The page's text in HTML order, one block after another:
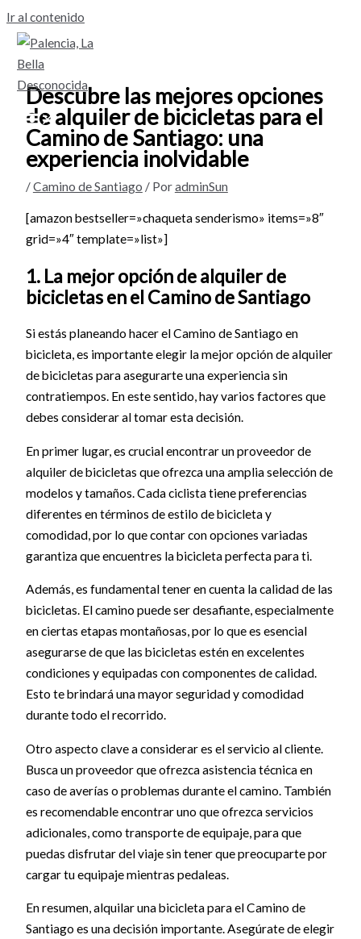
Ir al contenido
Descubre las mejores opciones
de alquiler de bicicletas para el
Camino de Santiago: una
experiencia inolvidable
/Camino de Santiago / PoradminSun
[amazon bestseller=»chaqueta senderismo» items=»8″
grid=»4″ template=»list»]
1. La mejor opción de alquiler de
bicicletas en el Camino de Santiago
Si estás planeando hacer el Camino de Santiago en
bicicleta, es importante elegir la mejor opción de alquiler
de bicicletas para asegurarte una experiencia sin
contratiempos. En este sentido, hay varios factores que
debes considerar al tomar esta decisión.
En primer lugar, es crucial encontrar un proveedor de
alquiler de bicicletas que ofrezca una amplia selección de
modelos y tamaños. Cada ciclista tiene preferencias
diferentes en términos de estilo de bicicleta y
comodidad, por lo que contar con opciones variadas
garantiza que encuentres la bicicleta perfecta para ti.
Además, es fundamental tener en cuenta la calidad de las
bicicletas. El camino puede ser desafiante, especialmente
en ciertas etapas montañosas, por lo que es esencial
asegurarse de que las bicicletas estén en excelentes
condiciones y equipadas con componentes de calidad.
Esto te brindará una mayor seguridad y comodidad
durante todo el recorrido.
Otro aspecto clave a considerar es el servicio al cliente.
Busca un proveedor que ofrezca asistencia técnica en
caso de averías o problemas durante el camino. También
es recomendable encontrar uno que ofrezca servicios
adicionales, como transporte de equipaje, para que
puedas disfrutar del viaje sin tener que preocuparte por
cargar tu equipaje mientras pedaleas.
En resumen, alquilar una bicicleta para el Camino de
Santiago es una decisión importante. Asegúrate de elegir